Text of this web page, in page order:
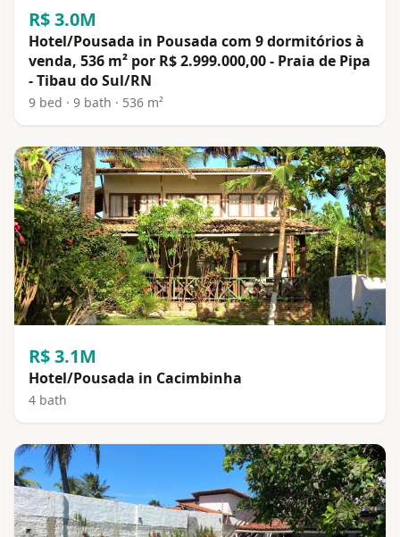
R$ 3.0M
Hotel/Pousada in Pousada com 9 dormitórios à
venda, 536 m² por R$ 2.999.000,00 - Praia de Pipa
- Tibau do Sul/RN
9 bed · 9 bath · 536 m²
R$ 3.1M
Hotel/Pousada in Cacimbinha
4 bath